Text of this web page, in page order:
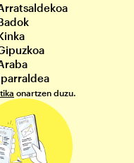
onartzen duzu.